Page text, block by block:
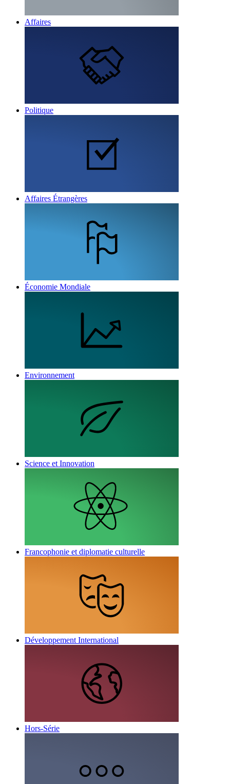
Affaires
Politique
Affaires Étrangères
Économie Mondiale
Environnement
Science et Innovation
Francophonie et diplomatie culturelle
Développement International
Hors-Série